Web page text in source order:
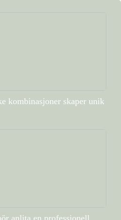
kombinasjoner skaper unik
anlita en professionell